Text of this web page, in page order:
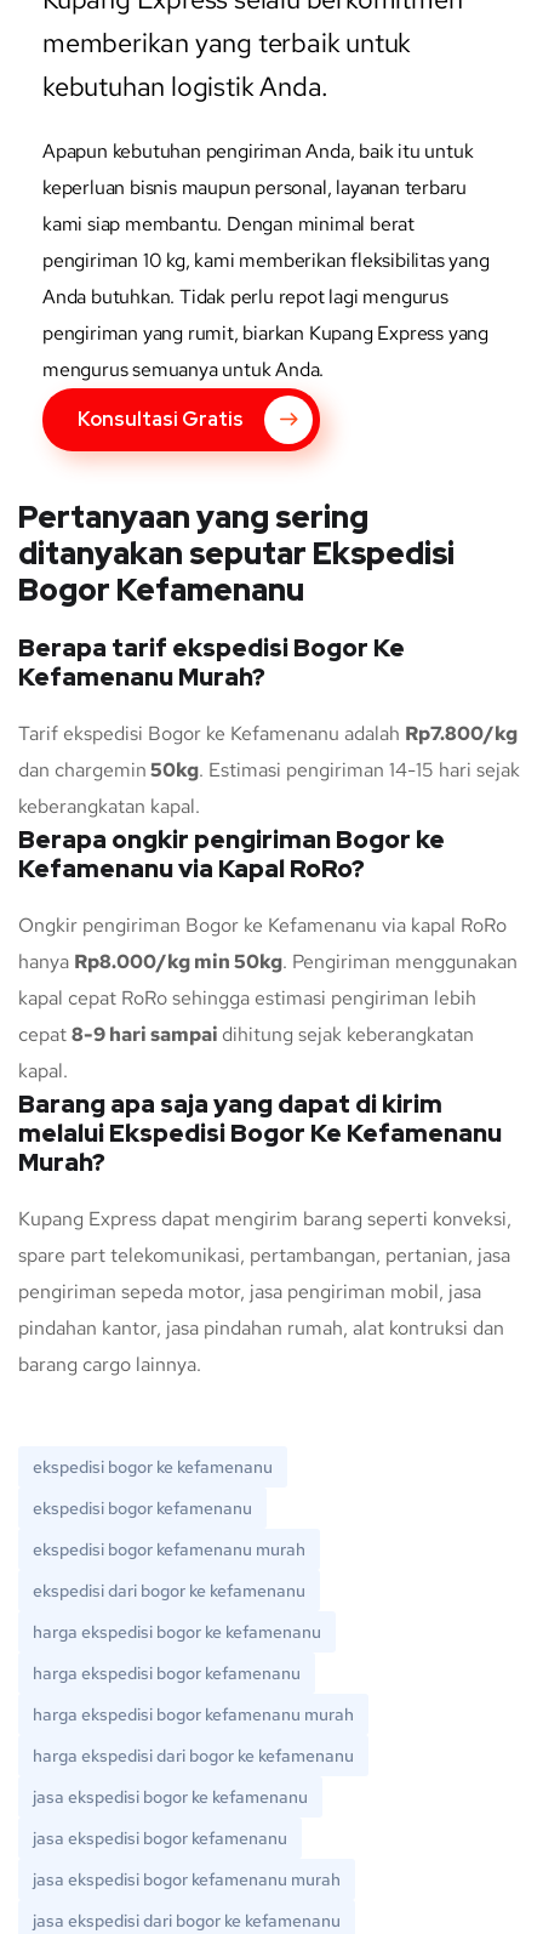
memberikan yang terbaik untuk
kebutuhan logistik Anda.
Apapun kebutuhan pengiriman Anda, baik itu untuk
keperluan bisnis maupun personal, layanan terbaru
kami siap membantu. Dengan minimal berat
pengiriman 10 kg, kami memberikan fleksibilitas yang
Anda butuhkan. Tidak perlu repot lagi mengurus
pengiriman yang rumit, biarkan Kupang Express yang
mengurus semuanya untuk Anda.
Konsultasi Gratis
Pertanyaan yang sering
ditanyakan seputar Ekspedisi
Bogor Kefamenanu
Berapa tarif ekspedisi Bogor Ke
Kefamenanu Murah?
Tarif ekspedisi Bogor ke Kefamenanu adalah Rp7.800/kg
dan chargemin50kg. Estimasi pengiriman 14-15 hari sejak
keberangkatan kapal.
Berapa ongkir pengiriman Bogor ke
Kefamenanu via Kapal RoRo?
Ongkir pengiriman Bogor ke Kefamenanu via kapal RoRo
hanya Rp8.000/kg min 50kg. Pengiriman menggunakan
kapal cepat RoRo sehingga estimasi pengiriman lebih
cepat8-9 hari sampai dihitung sejak keberangkatan
kapal.
Barang apa saja yang dapat di kirim
melalui Ekspedisi Bogor Ke Kefamenanu
Murah?
Kupang Express dapat mengirim barang seperti konveksi,
spare part telekomunikasi, pertambangan, pertanian, jasa
pengiriman sepeda motor, jasa pengiriman mobil, jasa
pindahan kantor, jasa pindahan rumah, alat kontruksi dan
barang cargo lainnya.
ekspedisi bogor ke kefamenanu
ekspedisi bogor kefamenanu
ekspedisi bogor kefamenanu murah
ekspedisi dari bogor ke kefamenanu
harga ekspedisi bogor ke kefamenanu
harga ekspedisi bogor kefamenanu
harga ekspedisi bogor kefamenanu murah
harga ekspedisi dari bogor ke kefamenanu
jasa ekspedisi bogor ke kefamenanu
jasa ekspedisi bogor kefamenanu
jasa ekspedisi bogor kefamenanu murah
jasa ekspedisi dari bogor ke kefamenanu